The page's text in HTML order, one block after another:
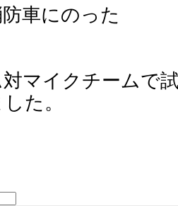
車にのった
マイクチームで
た。